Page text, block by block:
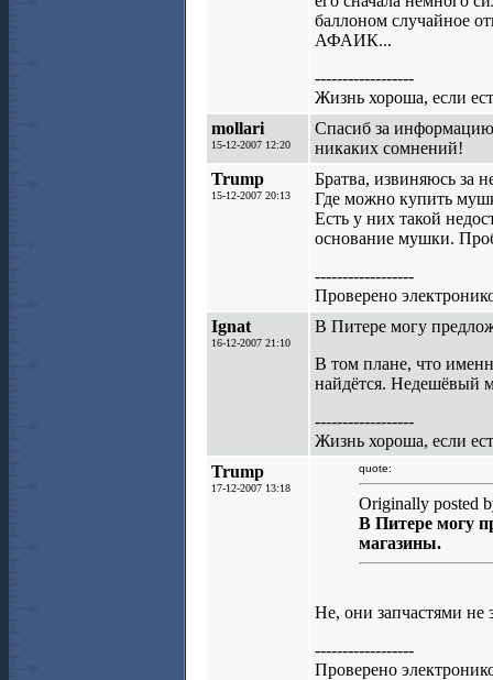
баллоном случайное
АФАИК...
------------------
Жизнь хороша, если
mollari
15-12-2007 12:20
Спасиб за
никаких сомнений!
Trump
15-12-2007 20:13
Братва, извиняюсь за
Где можно купить
Есть у них такой
основание мушки.
------------------
Проверено
Ignat
16-12-2007 21:10
В Питере могу
В том плане, что
найдётся. Недешёвый
------------------
Жизнь хороша, если
Trump
17-12-2007 13:18
quote:
Originally posted
В Питере могу
магазины.
Не, они запчастями не
------------------
Проверено